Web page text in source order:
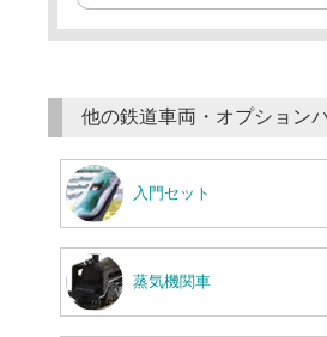
他の鉄道車両・オプション
入門セット
蒸気機関車